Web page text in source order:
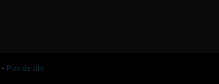
Plan de site